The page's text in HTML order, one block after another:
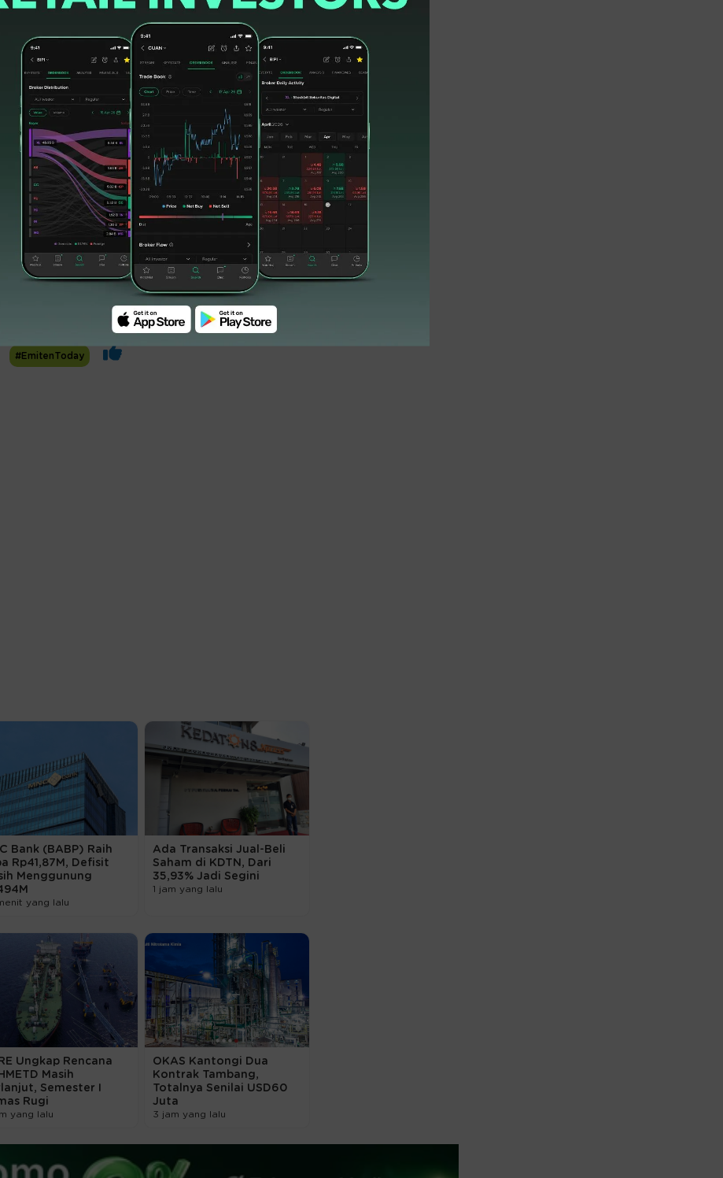
#EmitenToday
Bank (BABP) Raih
Rp41,87M, Defisit
Menggunung
yang lalu
Ada Transaksi Jual-Beli
Saham di KDTN, Dari
35,93% Jadi Segini
1 jam yang lalu
Ungkap Rencana
Masih
Semester I
Rugi
yang lalu
OKAS Kantongi Dua
Kontrak Tambang,
Totalnya Senilai USD60
Juta
3 jam yang lalu